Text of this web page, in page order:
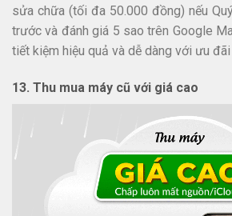
sửa chữa (tối đa 50.000 đồng) nếu
trước và đánh giá 5 sao trên Google
tiết kiệm hiệu quả và dễ dàng với ưu
13. Thu mua máy cũ với giá cao